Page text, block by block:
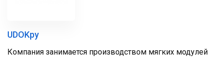
UDOKру
Компания занимается производством мягких модулей